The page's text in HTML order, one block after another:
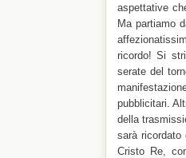
aspettative
Ma partiamo
ricordo! Si
serate del
pubblicitari.
della
sarà ricordato
Cristo Re,